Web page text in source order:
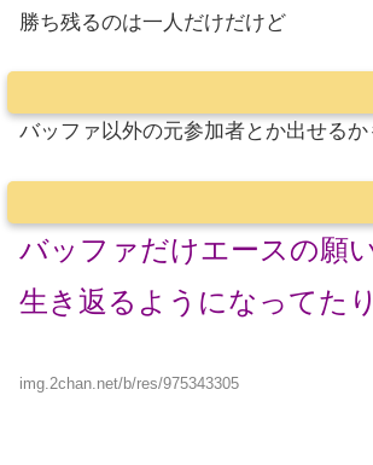
勝ち残るのは一人だけだけど
バッファ以外の元参加者とか出せる
バッファだけエースの願
生き返るようになってた
img.2chan.net/b/res/975343305